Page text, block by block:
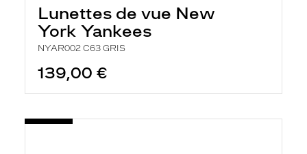
Lunettes de vue New
York Yankees
NYAR002 C63 GRIS
139,00 €